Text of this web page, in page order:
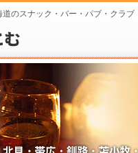
のスナック・バー・パブ・クラ